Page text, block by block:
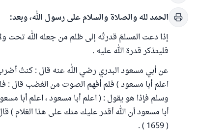
الحمد لله والصلاة والسلام على رسول الله، وبعد:
إذا دعت المسلمَ قدرتُه إلى ظلم من جعله الله تحت
فليتذكر قدرة الله عليه .
عن أبي مسعود البدري رضي الله عنه قال : كنتُ
اعلم أبا مسعود ) فلم أفهم الصوت من الغضب قال :
وسلم فإذا هو يقول : ( اعلم أبا مسعود ، اعلم أبا
أبا مسعود أن الله أقدر عليك منك على هذا الغلام )
( 1659 ) .